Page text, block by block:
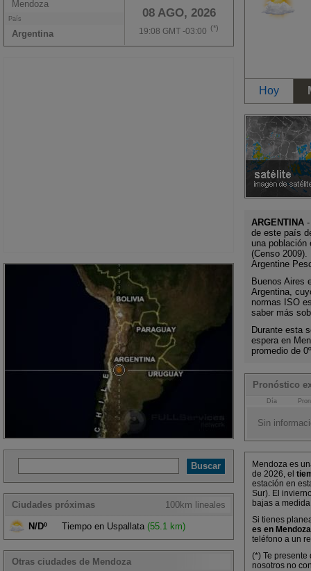
08 AGO, 2026
19:08 GMT -03:00 (*)
Mendoza
País
Argentina
100km lineales
Ciudades próximas
N/Dº Tiempo en Uspallata (55.1 km)
Otras ciudades de Mendoza
Hoy
ARGENTINA
de este país
una población
(Censo
Argentine
Buenos Aires
Argentina,
normas ISO
saber más
Durante esta
espera en
promedio de
Pronóstico
Día
Sin
Mendoza es
de 2026, el
estación en
Sur). El
bajas a
Si tienes
es en
teléfono a un
(*) Te
nosotros no